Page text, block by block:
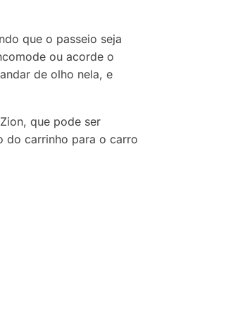
que o passeio seja
ou acorde o
de olho nela, e
que pode ser
do carrinho para o carro